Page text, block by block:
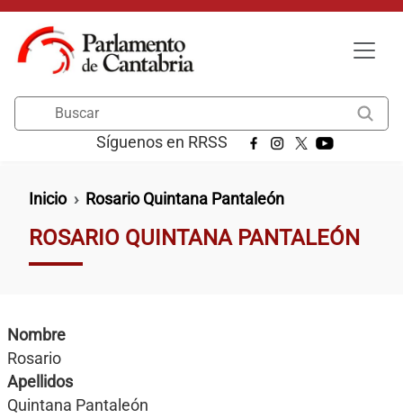
Pasar al contenido principal
Síguenos en RRSS
Ruta de navegación
Inicio Rosario Quintana Pantaleón
ROSARIO QUINTANA PANTALEÓN
Nombre
Rosario
Apellidos
Quintana Pantaleón